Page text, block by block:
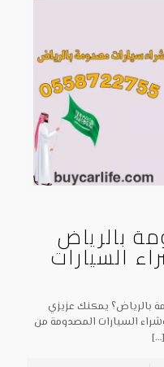
بالرياض
– شراء السيارات
بالرياض؟ يمكنك عزيزي
السيارات المصدومة من
[…]